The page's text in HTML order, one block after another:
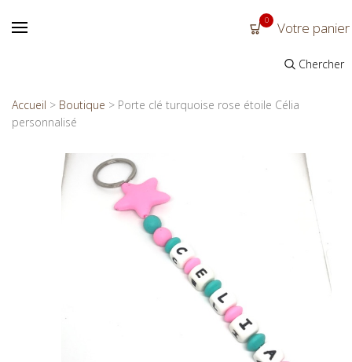
0 Votre panier
Chercher
Accueil > Boutique > Porte clé turquoise rose étoile Célia
personnalisé